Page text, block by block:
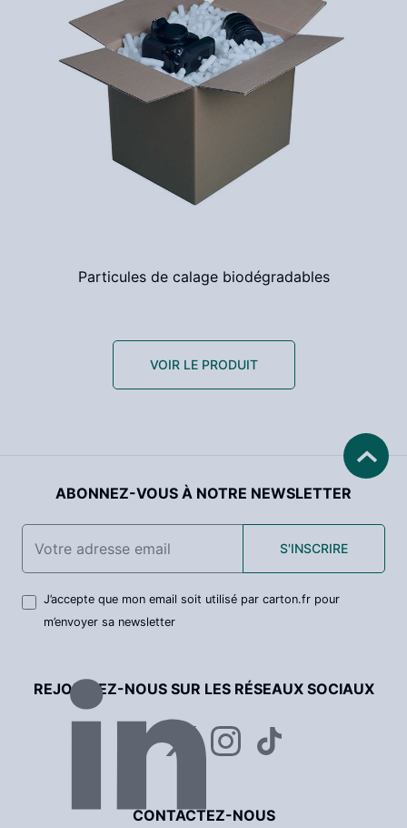
Particules de calage biodégradables
VOIR LE PRODUIT
ABONNEZ-VOUS À NOTRE NEWSLETTER
S'INSCRIRE
J’accepte que mon email soit utilisé par carton.fr pour
m’envoyer sa newsletter
REJOIGNEZ-NOUS SUR LES RÉSEAUX SOCIAUX
CONTACTEZ-NOUS